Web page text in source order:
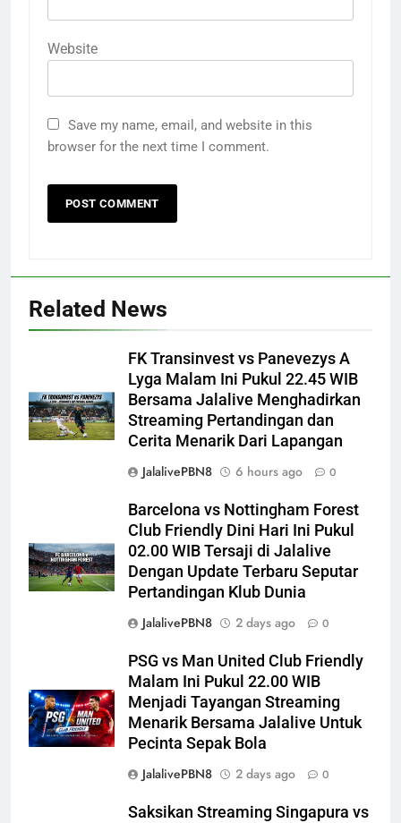
Website
Save my name, email, and website in this
browser for the next time I comment.
Related News
FK Transinvest vs Panevezys A
Lyga Malam Ini Pukul 22.45 WIB
Bersama Jalalive Menghadirkan
Streaming Pertandingan dan
Cerita Menarik Dari Lapangan
JalalivePBN8
6 hours ago 0
Barcelona vs Nottingham Forest
Club Friendly Dini Hari Ini Pukul
02.00 WIB Tersaji di Jalalive
Dengan Update Terbaru Seputar
Pertandingan Klub Dunia
JalalivePBN8
2 days ago 0
PSG vs Man United Club Friendly
Malam Ini Pukul 22.00 WIB
Menjadi Tayangan Streaming
Menarik Bersama Jalalive Untuk
Pecinta Sepak Bola
JalalivePBN8
2 days ago 0
Saksikan Streaming Singapura vs